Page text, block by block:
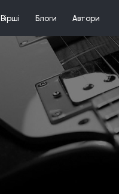
Вірші Блоги Автори